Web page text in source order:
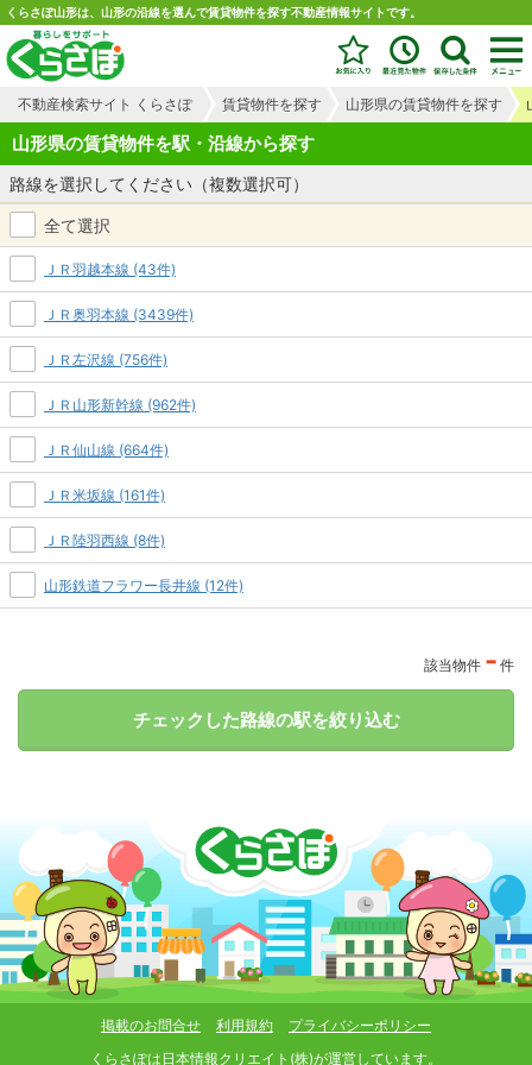
くらさぽ山形は、山形の沿線を選んで賃貸物件を探す不動産情報サイトです。
不動産検索サイト くらさぽ 賃貸物件を探す 山形県の賃貸物件を探す
山形県の賃貸物件を駅・沿線から探す
路線を選択してください（複数選択可）
全て選択
ＪＲ羽越本線 (43件)
ＪＲ奥羽本線 (3439件)
ＪＲ左沢線 (756件)
ＪＲ山形新幹線 (962件)
ＪＲ仙山線 (664件)
ＪＲ米坂線 (161件)
ＪＲ陸羽西線 (8件)
山形鉄道フラワー長井線 (12件)
該当物件 - 件
チェックした路線の駅を絞り込む
掲載のお問合せ 利用規約
プライバシーポリシー
くらさぽは 日本情報クリエイト(株)が運営しています。